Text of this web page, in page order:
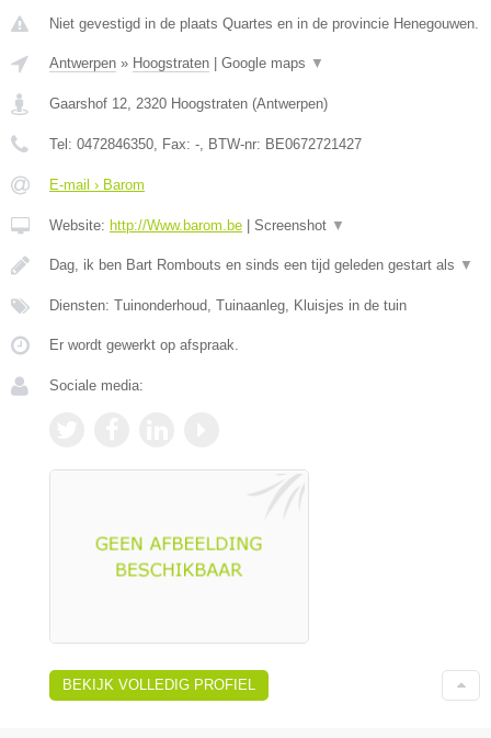
Niet gevestigd in de plaats Quartes en in de provincie Henegouwen.
Antwerpen » Hoogstraten Google maps ▼
Gaarshof 12, 2320 Hoogstraten (Antwerpen)
Tel: 0472846350, Fax: -, BTW-nr: BE0672721427
E-mail › Barom
Website: http://Www.barom.be Screenshot ▼
Dag, ik ben Bart Rombouts en sinds een tijd geleden gestart als ▼
Diensten: Tuinonderhoud, Tuinaanleg, Kluisjes in de tuin
Er wordt gewerkt op afspraak.
Sociale media:
BEKIJK VOLLEDIG PROFIEL